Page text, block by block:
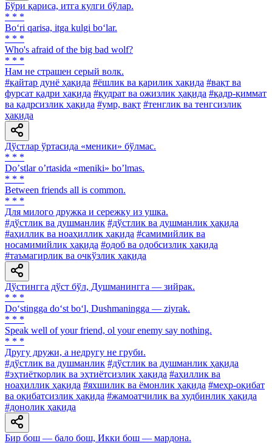
Бўри қариса, итга кулги бўлар.
* * *
Bo‘ri qarisa, itga kulgi bo‘lar.
* * *
Who's afraid of the big bad wolf?
* * *
Нам не страшен серый волк.
#қайтар дунё ҳақида #ёшлик ва қарилик ҳақида #вақт ва
фурсат қадри ҳақида #қудрат ва ожизлик ҳақида #қадр-қиммат
ва қадрсизлик ҳақида #умр, вақт #тенглик ва тенгсизлик
ҳақида
Дўстлар ўртасида «меники» бўлмас.
* * *
Doʼstlar oʼrtasida «meniki» boʼlmas.
* * *
Between friends all is common.
* * *
Для милого дружка и сережку из ушка.
#дўстлик ва душманлик #дўстлик ва душманлик ҳақида
#аҳиллик ва ноаҳиллик ҳақида #самимийлик ва
носамимийлик ҳақида #одоб ва одобсизлик ҳақида
#таъмагирлик ва очкўзлик ҳақида
Дўстингга дўст бўл, Душманингга — зийрак.
* * *
Do‘stingga do‘st bo‘l, Dushmaningga — ziyrak.
* * *
Speak well of your friend, ol your enemy say nothing.
* * *
Другу дружи, а недругу не груби.
#дўстлик ва душманлик #дўстлик ва душманлик ҳақида
#эҳтиёткорлик ва эҳтиётсизлик ҳақида #аҳиллик ва
ноаҳиллик ҳақида #яхшилик ва ёмонлик ҳақида #меҳр-оқибат
ва оқибатсизлик ҳақида #жамоатчилик ва худбинлик ҳақида
#донолик ҳақида
Бир бош — бало бош, Икки бош — мардона.